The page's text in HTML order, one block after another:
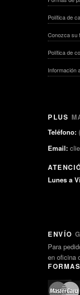
Política de
Conozca su
Política de
Información
PLUS
Teléfono:
Email:
Lunes a
ENVÍO
Para
en oficina
FORMAS